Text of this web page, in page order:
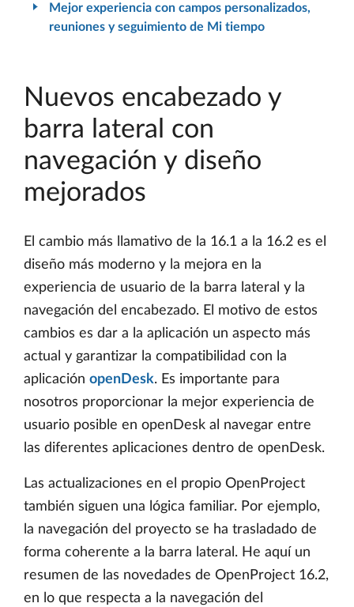
Mejor experiencia con campos personalizados,
reuniones y seguimiento de Mi tiempo
Nuevos encabezado y
barra lateral con
navegación y diseño
mejorados
El cambio más llamativo de la 16.1 a la 16.2 es el
diseño más moderno y la mejora en la
experiencia de usuario de la barra lateral y la
navegación del encabezado. El motivo de estos
cambios es dar a la aplicación un aspecto más
actual y garantizar la compatibilidad con la
aplicación openDesk. Es importante para
nosotros proporcionar la mejor experiencia de
usuario posible en openDesk al navegar entre
las diferentes aplicaciones dentro de openDesk.
Las actualizaciones en el propio OpenProject
también siguen una lógica familiar. Por ejemplo,
la navegación del proyecto se ha trasladado de
forma coherente a la barra lateral. He aquí un
resumen de las novedades de OpenProject 16.2,
en lo que respecta a la navegación del